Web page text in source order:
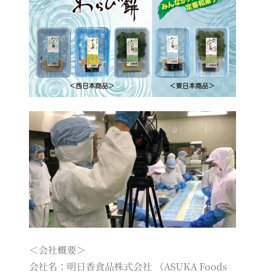
＜会社概要＞
会社名：明日香食品株式会社 （ASUKA Foods